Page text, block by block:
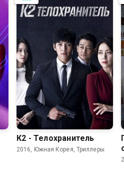
7.9 7.8
К2 - Телохранитель
2016, Южная Корея, Триллеры